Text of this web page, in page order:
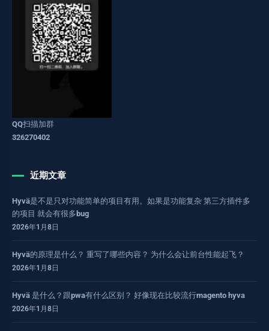
QQ扫描加群
326270402
近期文章
Hyvä是不是只对功能简单的项目有用。如果是功能复杂 第三方插件多
的项目 就会有很多bug
2026年1月8日
Hyvä的原理是什么？ 重写了哪些内容？ 为什么会让前台性能起飞？
2026年1月8日
Hyvä 是什么？跟pwa有什么区别？ 好像现在比较流行magento hyva
2026年1月8日